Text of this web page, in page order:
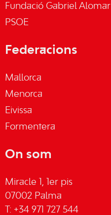
Fundació Gabriel Alomar
PSOE
Federacions
Mallorca
Menorca
Eivissa
Formentera
On som
Miracle 1, 1er pis
07002 Palma
T: +34 971 727 544